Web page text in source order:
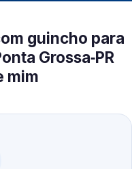
guincho para
Grossa‑PR
mim